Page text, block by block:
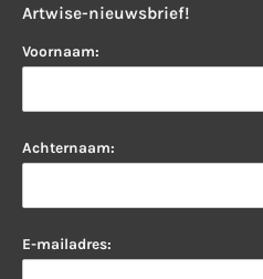
Artwise-nieuwsbrief!
Voornaam:
Achternaam:
E-mailadres: